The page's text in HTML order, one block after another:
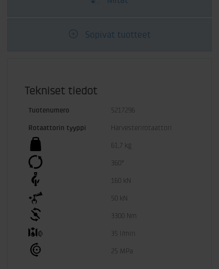
Sopivat tuotteet
Tekniset tiedot
Tuotenumero 5217296
Rotaattorin tyyppi Harvesterirotaattori
61,7 kg
360°
160 kN
50 kN
3300 Nm
35 l/min
25 MPa